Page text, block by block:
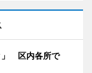
」 区内各所で